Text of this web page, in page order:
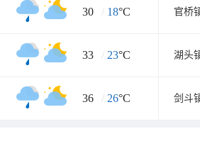
30 / 18°C 官桥
33 / 23°C 湖头
36 / 26°C 剑斗